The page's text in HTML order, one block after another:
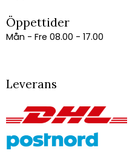
Öppettider
Mån - Fre 08.00 - 17.00
Leverans